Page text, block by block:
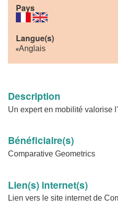
Pays
Langue(s)
#Anglais
Description
Un expert en mobilité valorise
Bénéficiaire(s)
Comparative Geometrics
Lien(s) internet(s)
Lien vers le site internet de